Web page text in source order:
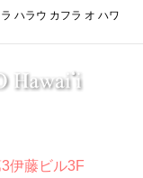
ハラウ カフラ オ ハワ
伊藤ビル3F